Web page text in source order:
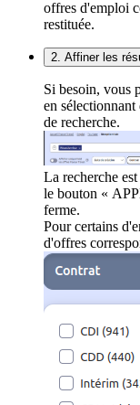
offres d'emploi
restituée.
2. Affiner les
Si besoin, vous
en sélectionnant
de recherche.
La recherche
le bouton «
ferme.
Pour certains
d'offres